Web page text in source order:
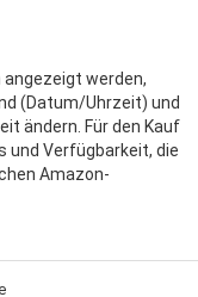
werden,
(Datum/Uhrzeit) und
ändern. Für den Kauf
und Verfügbarkeit, die
Amazon-